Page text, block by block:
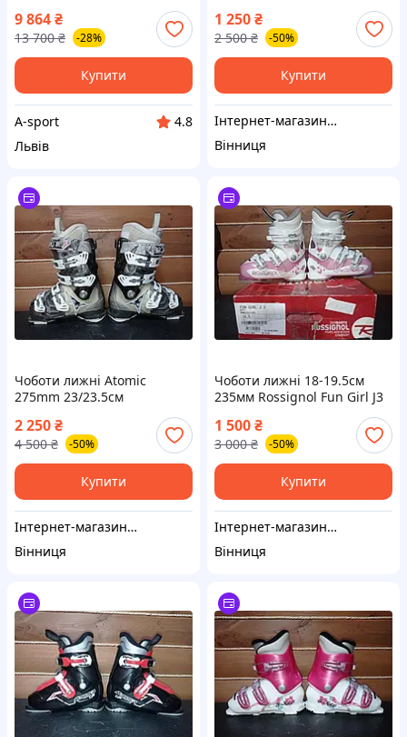
9 864₴
13 700 ₴ -28%
Купити
A-sport
4.8
Львів
1 250₴
2 500 ₴ -50%
Купити
Інтернет-магазин "MULTI BOX"
Вінниця
Чоботи лижні Atomic
275mm 23/23.5см
2 250₴
4 500 ₴ -50%
Купити
Інтернет-магазин "MULTI BOX"
Вінниця
Чоботи лижні 18-19.5см
235мм Rossignol Fun Girl J3
1 500₴
3 000 ₴ -50%
Купити
Інтернет-магазин "MULTI BOX"
Вінниця